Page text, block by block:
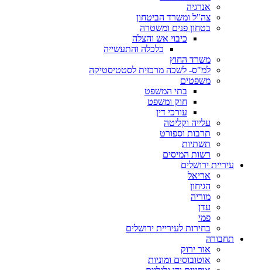
אנרגיה
צה"ל ומשרד הביטחון
בטחון פנים ומשטרה
כיבוי אש והצלה
כלכלה והתעשייה
משרד החוץ
למ"ס- לשכה מרכזית לסטטיסטיקה
משפטים
בתי המשפט
חוק ומשפט
עורכי דין
עלייה וקליטה
תרבות וספורט
תשתיות
רשות המיסים
עיריית ירושלים
אריאל
הגיחון
מוריה
עדן
פמי
בחירות לעיריית ירושלים
תחבורה
אור ירוק
אוטובוסים ומוניות